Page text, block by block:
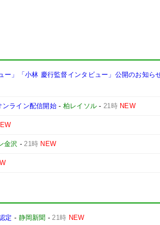
ー」「小林 慶行監督インタビュー」公開のお知ら
ンライン配信開始 - 柏レイソル - 21時 NEW
金沢 -21時 NEW
定 - 静岡新聞 -21時 NEW